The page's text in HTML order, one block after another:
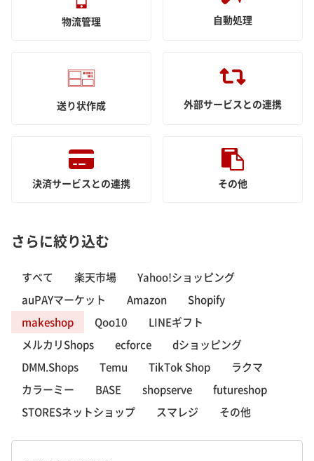
物流管理 自動処理
送り状作成 外部サービスとの連携
決済サービスとの連携 その他
さらに絞り込む
すべて 楽天市場
Yahoo!ショッピング
auPAYマーケット
Amazon
Shopify
makeshop
Qoo10
LINEギフト
メルカリShops
ecforce
dショッピング
DMM.Shops
Temu TikTok Shop
ラクマ
カラーミー
BASE shopserve
futureshop
STORESネットショップ
スマレジ その他